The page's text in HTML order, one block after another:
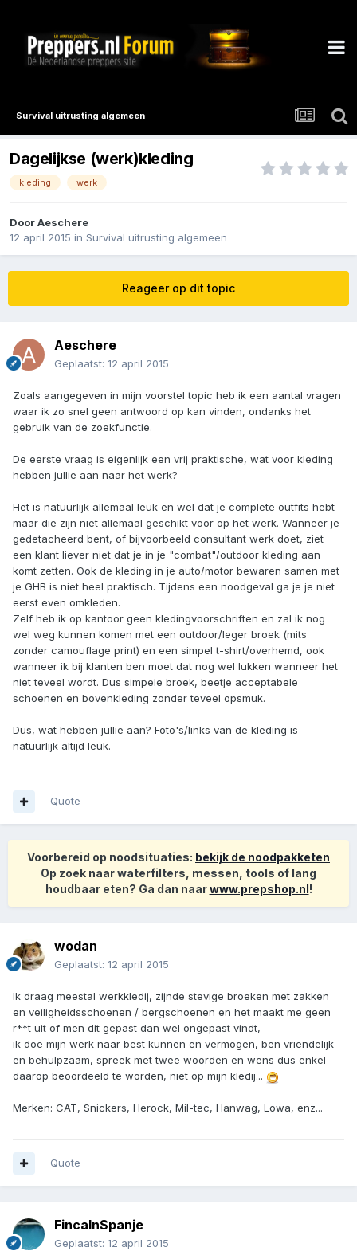
Survival uitrusting algemeen
Dagelijkse (werk)kleding
kleding werk
DoorAeschere
12 april 2015 in Survival uitrusting algemeen
Reageer op dit topic
Aeschere
Geplaatst: 12 april 2015
Zoals aangegeven in mijn voorstel topic heb ik een aantal vragen
waar ik zo snel geen antwoord op kan vinden, ondanks het
gebruik van de zoekfunctie.
De eerste vraag is eigenlijk een vrij praktische, wat voor kleding
hebben jullie aan naar het werk?
Het is natuurlijk allemaal leuk en wel dat je complete outfits hebt
maar die zijn niet allemaal geschikt voor op het werk. Wanneer je
gedetacheerd bent, of bijvoorbeeld consultant werk doet, ziet
een klant liever niet dat je in je "combat"/outdoor kleding aan
komt zetten. Ook de kleding in je auto/motor bewaren samen met
je GHB is niet heel praktisch. Tijdens een noodgeval ga je je niet
eerst even omkleden.
Zelf heb ik op kantoor geen kledingvoorschriften en zal ik nog
wel weg kunnen komen met een outdoor/leger broek (mits
zonder camouflage print) en een simpel t-shirt/overhemd, ook
wanneer ik bij klanten ben moet dat nog wel lukken wanneer het
niet teveel wordt. Dus simpele broek, beetje acceptabele
schoenen en bovenkleding zonder teveel opsmuk.
Dus, wat hebben jullie aan? Foto's/links van de kleding is
natuurlijk altijd leuk.
Quote
Voorbereid op noodsituaties: bekijk de noodpakketen
Op zoek naar waterfilters, messen, tools of lang
houdbaar eten? Ga dan naarwww.prepshop.nl!
wodan
Geplaatst: 12 april 2015
Ik draag meestal werkkledij, zijnde stevige broeken met zakken
en veiligheidsschoenen / bergschoenen en het maakt me geen
r**t uit of men dit gepast dan wel ongepast vindt,
ik doe mijn werk naar best kunnen en vermogen, ben vriendelijk
en behulpzaam, spreek met twee woorden en wens dus enkel
daarop beoordeeld te worden, niet op mijn kledij...
Merken: CAT, Snickers, Herock, Mil-tec, Hanwag, Lowa, enz...
Quote
FincaInSpanje
Geplaatst: 12 april 2015